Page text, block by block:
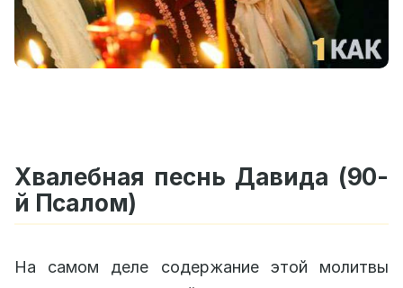
Хвалебная песнь Давида (90-
й Псалом)
На самом деле содержание этой молитвы